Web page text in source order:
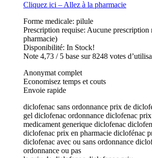
Cliquez ici – Allez à la pharmacie
Forme medicale: pilule
Prescription requise: Aucune prescription
pharmacie)
Disponibilité: In Stock!
Note 4,73 / 5 base sur 8248 votes
Anonymat complet
Economisez temps et couts
Envoie rapide
diclofenac sans ordonnance prix de
gel diclofenac ordonnance diclofenac
medicament generique diclofenac
diclofenac prix en pharmacie diclofénac
diclofenac avec ou sans ordonnance
ordonnance ou pas